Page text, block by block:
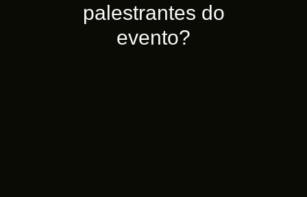
palestrantes do
evento?